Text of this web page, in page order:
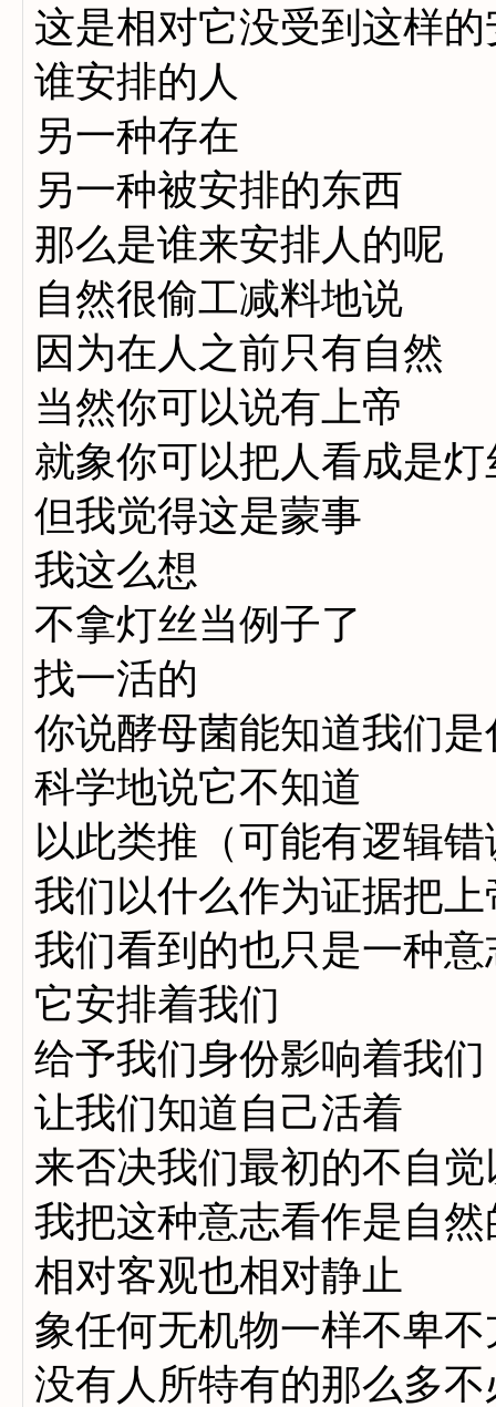
这是相对它没受到这样
谁安排的人
另一种存在
另一种被安排的东西
那么是谁来安排人的呢
自然很偷工减料地说
因为在人之前只有自然
当然你可以说有上帝
就象你可以把人看成是
但我觉得这是蒙事
我这么想
不拿灯丝当例子了
找一活的
你说酵母菌能知道我们是
科学地说它不知道
以此类推（可能有逻辑错
我们以什么作为证据把
我们看到的也只是一种
它安排着我们
给予我们身份影响着我们
让我们知道自己活着
来否决我们最初的不自
我把这种意志看作是自然
相对客观也相对静止
象任何无机物一样不卑不
没有人所特有的那么多